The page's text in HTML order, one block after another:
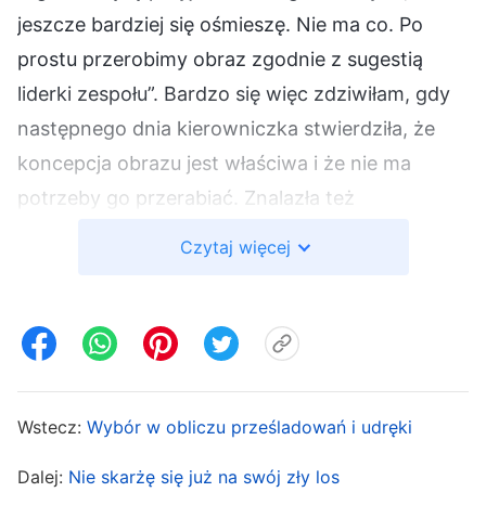
jeszcze bardziej się ośmieszę. Nie ma co. Po
prostu przerobimy obraz zgodnie z sugestią
liderki zespołu”. Bardzo się więc zdziwiłam, gdy
następnego dnia kierowniczka stwierdziła, że
koncepcja obrazu jest właściwa i że nie ma
potrzeby go przerabiać. Znalazła też
Lepiej by było, gdybym postawiła na swoim.
praca poszła na marne, a inne zadania zostały
dodatkowo opóźnione. Czułam się trochę
Czytaj więcej
Wstecz: Wybór w obliczu prześladowań i udręki
Dalej: Nie skarżę się już na swój zły los